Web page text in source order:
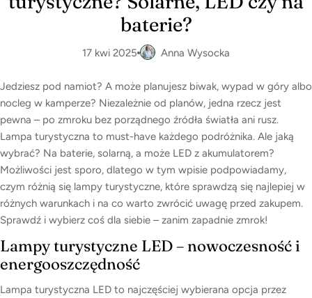
baterie?
17 kwi 2025 Anna Wysocka
Jedziesz pod namiot? A może planujesz biwak, wypad w góry albo
nocleg w kamperze? Niezależnie od planów, jedna rzecz jest
pewna – po zmroku bez porządnego źródła światła ani rusz.
Lampa turystyczna to must-have każdego podróżnika. Ale jaką
wybrać? Na baterie, solarną, a może LED z akumulatorem?
Możliwości jest sporo, dlatego w tym wpisie podpowiadamy,
czym różnią się lampy turystyczne, które sprawdzą się najlepiej w
różnych warunkach i na co warto zwrócić uwagę przed zakupem.
Sprawdź i wybierz coś dla siebie – zanim zapadnie zmrok!
Lampy turystyczne LED – nowoczesność i
energooszczędność
Lampa turystyczna LED to najczęściej wybierana opcja przez